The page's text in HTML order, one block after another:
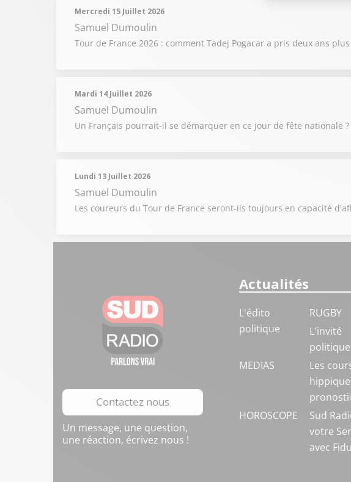
Mercredi 15 Juillet 2026
Samuel Dumoulin
Tour de France 2026 : comment Tadej Pogacar a pris deux ans
Mardi 14 Juillet 2026
Samuel Dumoulin
Un Français pourrait-il se démarquer en ce jour de fête nationale
Lundi 13 Juillet 2026
Samuel Dumoulin
Les coureurs du Tour de France seront-ils toujours en capacité
Contactez nous
Un message, une question,
une réaction, écrivez nous !
Actualités
L'édito
politique
RUGBY
L'invité
politique
MEDIAS
Les
HOROSCOPE
Sud
votre
avec